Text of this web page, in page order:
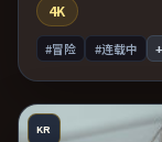
4K
#冒险 #连载中 +
KR